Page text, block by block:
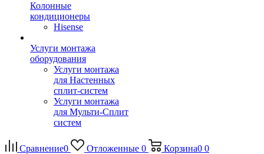
Колонные
кондиционеры
Hisense
Услуги монтажа
оборудования
Услуги монтажа
для Настенных
сплит-систем
Услуги монтажа
для Мульти-Сплит
систем
Сравнение0 Отложенные 0 Корзина0 0